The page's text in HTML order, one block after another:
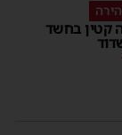
קטין בחשד